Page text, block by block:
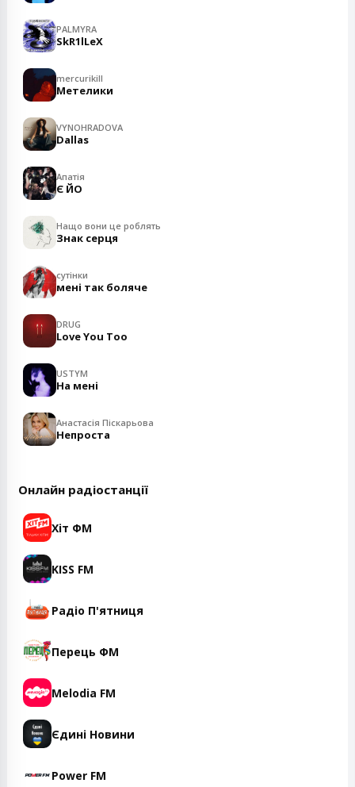
PALMYRA
SkR1lLeX
mercurikill
Метелики
VYNOHRADOVA
Dallas
Апатія
Є ЙО
Нащо вони це роблять
Знак серця
сутінки
мені так боляче
DRUG
Love You Too
USTYM
На мені
Анастасія Піскарьова
Непроста
Онлайн радіостанції
Хіт ФМ
KISS FM
Радіо П'ятниця
Перець ФМ
Melodia FM
Єдині Новини
Power FM